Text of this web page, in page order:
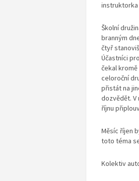
instruktorka
Školní
branným
čtyř
Účastníci
čekal
celoroční
přistát na
dozvědět. V
říjnu
Měsíc říjen
toto téma
Kolektiv